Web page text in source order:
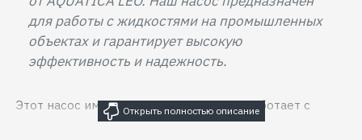
для работы с жидкостями на промышленных
объектах и гарантирует высокую
эффективность и надежность.
Этот насос имеет мощность 1.1 кВт и работает c
напряжением 380 В, что обеспечивает высокую